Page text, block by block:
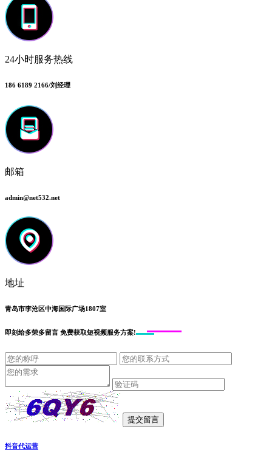
24小时服务热线
186 6189 2166/刘经理
邮箱
admin@net532.net
地址
青岛市李沧区中海国际广场1807室
即刻给多荣多留言 免费获取短视频服务方案!
抖音代运营